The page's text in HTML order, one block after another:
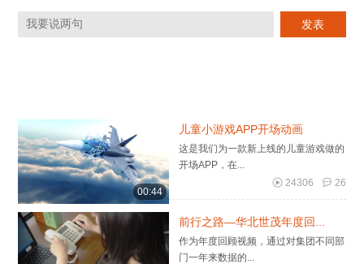
00:44
儿童小游戏APP开场动画
这是我们为一款新上线的儿童游戏做的
开场APP，在...
26
24306
前行之路—华北世茂年度回...
作为年度回顾视频，通过对集团不同部
门一年来数据的...